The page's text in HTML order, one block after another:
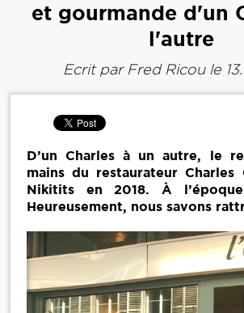
et gourmande d'un
l'autre
Ecrit par Fred Ricoule
D’un Charles à un autre, le
mains du restaurateur
Nikitits en 2018. À
Heureusement, nous savons